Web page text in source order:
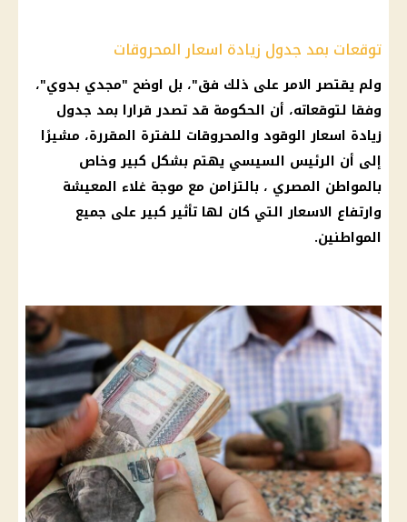
توقعات بمد جدول زيادة اسعار المحروقات
ولم يقتصر الامر على ذلك فق"، بل اوضح "مجدي بدوي"،
وفقا لتوقعاته، أن الحكومة قد تصدر قرارا بمد جدول
زيادة اسعار الوقود والمحروقات للفترة المقررة، مشيرًا
إلى أن الرئيس السيسي يهتم بشكل كبير وخاص
بالمواطن المصري ، بالتزامن مع موجة غلاء المعيشة
وارتفاع الاسعارالتي كان لها تأثير كبير على جميع
المواطنين.